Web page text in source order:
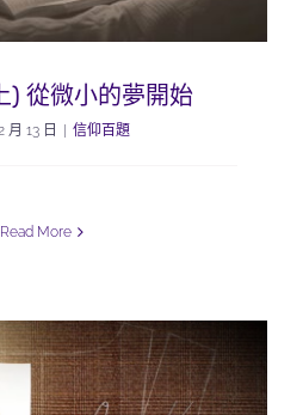
) 從微小的夢開始
月 13 日 | 信仰百題
Read More